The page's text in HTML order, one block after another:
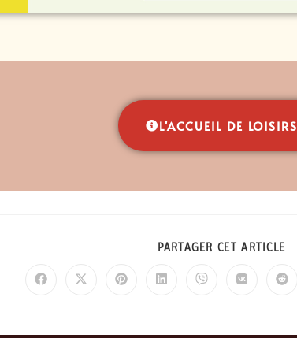
L'ACCUEIL DE LOISIRS
PARTAGER CET ARTICLE